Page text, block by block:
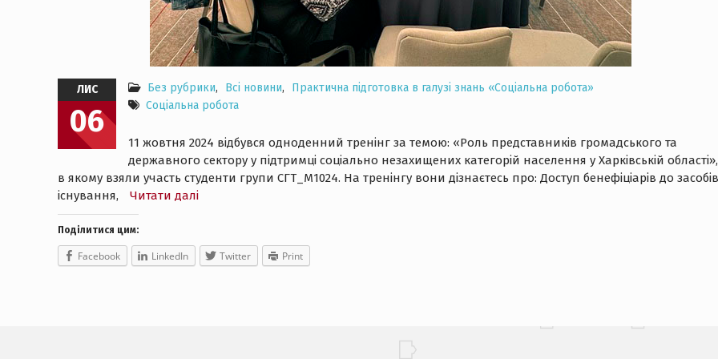
ЛИС
06
Без рубрики, Всі новини,
Практична підготовка в галузі знань «Соціальна робота»
Соціальна робота
11 жовтня 2024 відбувся одноденний тренінг за темою: «Роль представників громадського та
державного сектору у підтримці соціально незахищених категорій населення у Харківській області»,
в якому взяли участь студенти групи СГТ_М1024. На тренінгу вони дізнаєтесь про: Доступ бенефіціарів до засобів
існування,
Читати далі
Поділитися цим:
Facebook LinkedIn Twitter Print